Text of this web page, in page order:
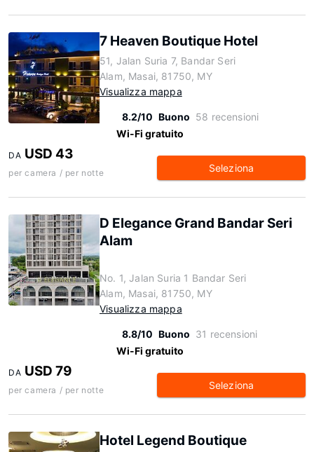
7 Heaven Boutique Hotel
51, Jalan Suria 7, Bandar Seri
Alam, Masai, 81750, MY
Visualizza mappa
8.2/10 Buono 58 recensioni
Wi-Fi gratuito
DA USD 43
per camera / per notte Seleziona
D Elegance Grand Bandar Seri
Alam
No. 1, Jalan Suria 1 Bandar Seri
Alam, Masai, 81750, MY
Visualizza mappa
8.8/10 Buono 31 recensioni
Wi-Fi gratuito
DA USD 79
per camera / per notte Seleziona
Hotel Legend Boutique